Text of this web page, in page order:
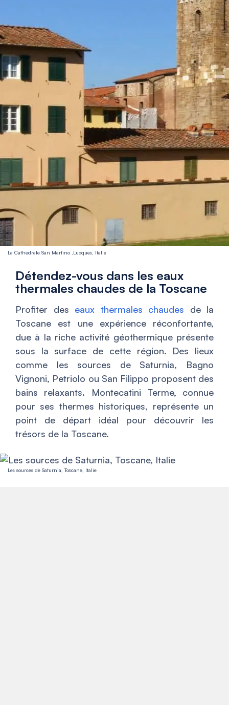
La Cathédrale San Martino ,Lucques, Italie
Détendez-vous dans les eaux
thermales chaudes de la Toscane
Profiter des eaux thermales chaudes de la
Toscane est une expérience réconfortante,
due à la riche activité géothermique présente
sous la surface de cette région. Des lieux
comme les sources de Saturnia, Bagno
Vignoni, Petriolo ou San Filippo proposent des
bains relaxants. Montecatini Terme, connue
pour ses thermes historiques, représente un
point de départ idéal pour découvrir les
trésors de la Toscane.
Les sources de Saturnia, Toscane, Italie